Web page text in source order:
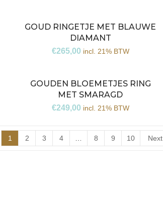
GOUD RINGETJE MET BLAUWE
DIAMANT
€265,00 incl. 21% BTW
GOUDEN BLOEMETJES RING
MET SMARAGD
€249,00 incl. 21% BTW
1 2 3 4 8 9 10 Next